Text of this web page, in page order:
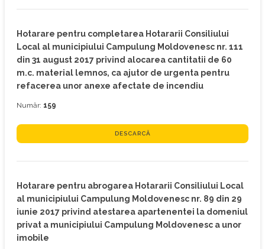
Hotarare pentru completarea Hotararii Consiliului
Local al municipiului Campulung Moldovenesc nr. 111
din 31 august 2017 privind alocarea cantitatii de 60
m.c. material lemnos, ca ajutor de urgenta pentru
refacerea unor anexe afectate de incendiu
Număr: 159
DESCARCĂ
Hotarare pentru abrogarea Hotararii Consiliului Local
al municipiului Campulung Moldovenesc nr. 89 din 29
iunie 2017 privind atestarea apartenentei la domeniul
privat a municipiului Campulung Moldovenesc a unor
imobile